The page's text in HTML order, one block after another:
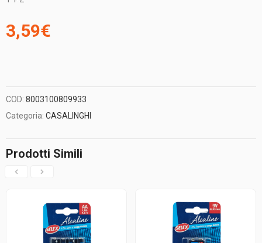
3,59€
COD: 8003100809933
Categoria: CASALINGHI
Prodotti Simili